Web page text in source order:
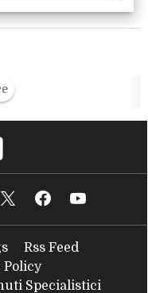
Rss Feed
Policy
Specialistici